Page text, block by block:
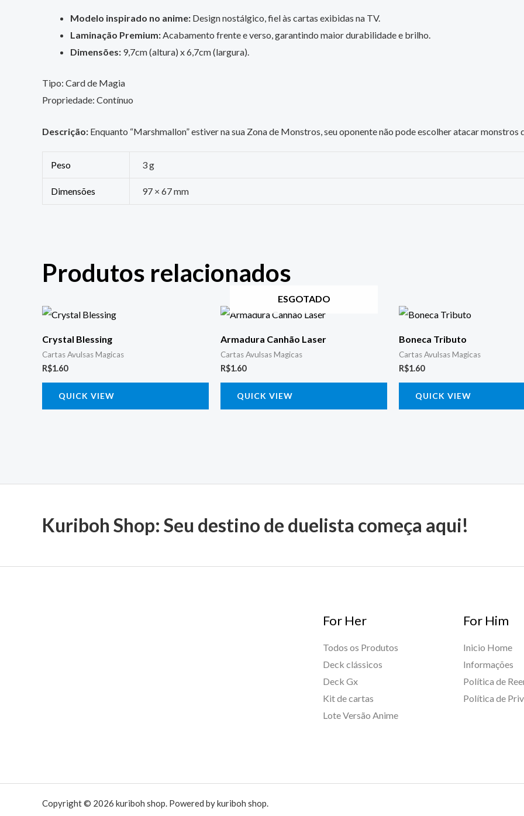
Modelo inspirado no anime: Design nostálgico, fiel às cartas exibidas na TV.
Laminação Premium: Acabamento frente e verso, garantindo maior durabilidade e brilho.
Dimensões: 9,7cm (altura) x 6,7cm (largura).
Tipo: Card de Magia
Propriedade: Contínuo
Descrição: Enquanto “Marshmallon” estiver na sua Zona de Monstros, seu oponente não pode escolher atacar monstros
Peso 3 g
Dimensões 97 × 67 mm
Produtos relacionados
Crystal Blessing
Cartas Avulsas Magicas
R$1.60
QUICK VIEW
ESGOTADO
Armadura Canhão Laser
Cartas Avulsas Magicas
R$1.60
QUICK VIEW
Boneca Tributo
Cartas Avulsas Magicas
R$1.60
QUICK VIEW
Kuriboh Shop: Seu destino de duelista começa aqui!
For Her
Todos os Produtos
Deck clássicos
Deck Gx
Kit de cartas
Lote Versão Anime
For Him
Inicio Home
Informações
Política de
Política de
Copyright © 2026 kuriboh shop. Powered by kuriboh shop.